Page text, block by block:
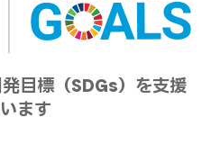
目標（SDGs）を支援
ます